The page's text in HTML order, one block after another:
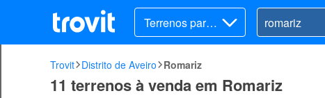
Terrenos para v
ender
Trovit Distrito de Aveiro Romariz
11 terrenos à venda em Romariz